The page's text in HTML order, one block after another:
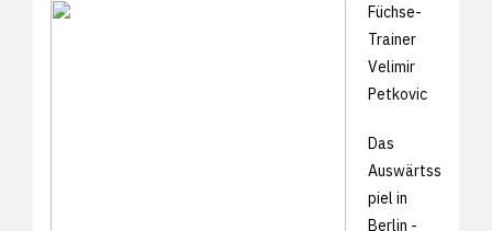
Füchse-
Trainer
Velimir
Petkovic
Das
Auswärtss
piel in
Berlin -